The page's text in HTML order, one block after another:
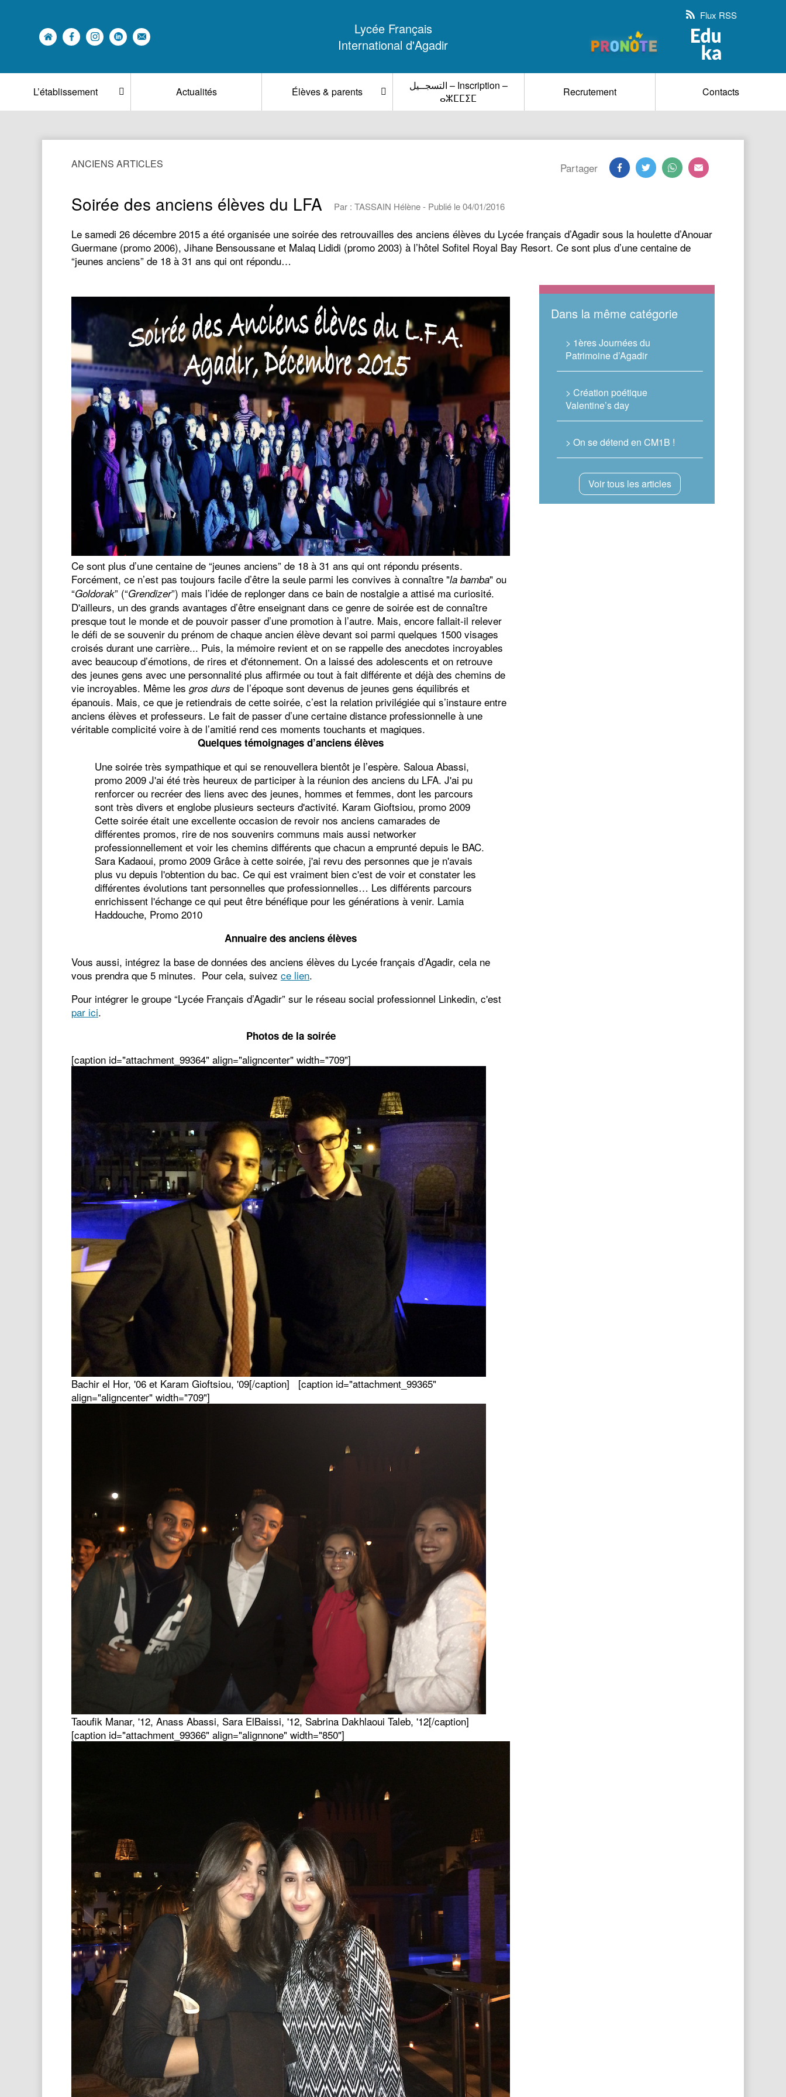
Lycée Français
International d'Agadir
Flux RSS
L’établissement Actualités Élèves & parents
التسجــيل – Inscription –
ⴰⵣⵎⵎⵉⵎ
Recrutement Contacts
ANCIENS ARTICLES Partager
Soirée des anciens élèves du LFA Par : TASSAIN Hélène - Publié le 04/01/2016
Le samedi 26 décembre 2015 a été organisée une soirée des retrouvailles des anciens élèves du Lycée français d’Agadir sous la houlette d’Anouar
Guermane (promo 2006), Jihane Bensoussane et Malaq Lididi (promo 2003) à l’hôtel Sofitel Royal Bay Resort. Ce sont plus d’une centaine de
“jeunes anciens” de 18 à 31 ans qui ont répondu…
Ce sont plus d’une centaine de “jeunes anciens” de 18 à 31 ans qui ont répondu présents.
Forcément, ce n’est pas toujours facile d’être la seule parmi les convives à connaître "la bamba" ou
“Goldorak” (“Grendizer”) mais l’idée de replonger dans ce bain de nostalgie a attisé ma curiosité.
D'ailleurs, un des grands avantages d’être enseignant dans ce genre de soirée est de connaître
presque tout le monde et de pouvoir passer d’une promotion à l’autre. Mais, encore fallait-il relever
le défi de se souvenir du prénom de chaque ancien élève devant soi parmi quelques 1500 visages
croisés durant une carrière... Puis, la mémoire revient et on se rappelle des anecdotes incroyables
avec beaucoup d’émotions, de rires et d'étonnement. On a laissé des adolescents et on retrouve
des jeunes gens avec une personnalité plus affirmée ou tout à fait différente et déjà des chemins de
vie incroyables. Même les gros durs de l’époque sont devenus de jeunes gens équilibrés et
épanouis. Mais, ce que je retiendrais de cette soirée, c’est la relation privilégiée qui s’instaure entre
anciens élèves et professeurs. Le fait de passer d’une certaine distance professionnelle à une
véritable complicité voire à de l’amitié rend ces moments touchants et magiques.
Quelques témoignages d’anciens élèves
Une soirée très sympathique et qui se renouvellera bientôt je l’espère. Saloua Abassi,
promo 2009 J'ai été très heureux de participer à la réunion des anciens du LFA. J'ai pu
renforcer ou recréer des liens avec des jeunes, hommes et femmes, dont les parcours
sont très divers et englobe plusieurs secteurs d'activité. Karam Gioftsiou, promo 2009
Cette soirée était une excellente occasion de revoir nos anciens camarades de
différentes promos, rire de nos souvenirs communs mais aussi networker
professionnellement et voir les chemins différents que chacun a emprunté depuis le BAC.
Sara Kadaoui, promo 2009 Grâce à cette soirée, j'ai revu des personnes que je n'avais
plus vu depuis l'obtention du bac. Ce qui est vraiment bien c'est de voir et constater les
différentes évolutions tant personnelles que professionnelles… Les différents parcours
enrichissent l'échange ce qui peut être bénéfique pour les générations à venir. Lamia
Haddouche, Promo 2010
Annuaire des anciens élèves
Vous aussi, intégrez la base de données des anciens élèves du Lycée français d’Agadir, cela ne
vous prendra que 5 minutes. Pour cela, suivez ce lien.
Pour intégrer le groupe “Lycée Français d’Agadir” sur le réseau social professionnel Linkedin, c'est
par ici.
Photos de la soirée
[caption id="attachment_99364" align="aligncenter" width="709"]
Bachir el Hor, '06 et Karam Gioftsiou, '09[/caption] [caption id="attachment_99365"
align="aligncenter" width="709"]
Taoufik Manar, '12, Anass Abassi, Sara ElBaissi, '12, Sabrina Dakhlaoui Taleb, '12[/caption]
[caption id="attachment_99366" align="alignnone" width="850"]
Dans la même catégorie
> 1ères Journées du
Patrimoine d’Agadir
> Création poétique
Valentine’s day
> On se détend en CM1B !
Voir tous les articles